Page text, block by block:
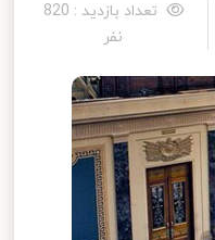
تعداد بازدید : 820
نفر